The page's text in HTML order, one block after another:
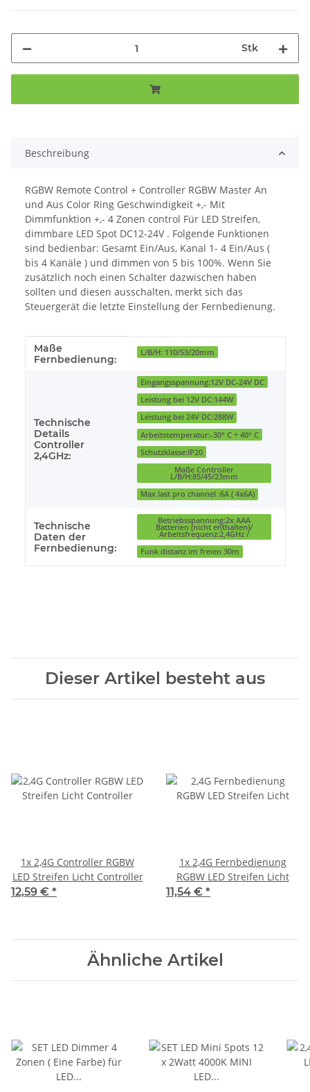
Stk
Beschreibung
RGBW Remote Control + Controller RGBW Master An
und Aus Color Ring Geschwindigkeit +,- Mit
Dimmfunktion +,- 4 Zonen control Für LED Streifen,
dimmbare LED Spot DC12-24V . Folgende Funktionen
sind bedienbar: Gesamt Ein/Aus, Kanal 1- 4 Ein/Aus (
bis 4 Kanäle ) und dimmen von 5 bis 100%. Wenn Sie
zusätzlich noch einen Schalter dazwischen haben
sollten und diesen ausschalten, merkt sich das
Steuergerät die letzte Einstellung der Fernbedienung.
Produkteigenschaft
Wert
Maße
Fernbedienung:
L/B/H: 110/53/20mm
Technische
Details
Controller
2,4GHz:
Eingangsspannung:12V DC-24V DC
Leistung bei 12V DC:144W
Leistung bei 24V DC:288W
Arbeitstemperatur:-30° C + 40° C
Schutzklasse:IP20
Maße Controller
L/B/H:85/45/23mm
Max last pro channel :6A ( 4x6A)
Technische
Daten der
Fernbedienung:
Betriebsspannung:2x AAA
Batterien (nicht enthalten)/
Arbeitsfrequenz:2,4GHz /
Funk distanz im freien 30m
Dieser Artikel besteht aus
1x 2,4G Controller RGBW
LED Streifen Licht Controller
12,59 € *
1x 2,4G Fernbedienung
RGBW LED Streifen Licht
11,54 € *
Ähnliche Artikel